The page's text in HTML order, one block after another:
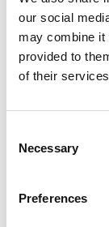
our social
may combine it
provided to
of their
Selection
Necessary
Preferences
Antonio Cericola
LUCI E AUDIO
Carlo Mené
Laura Farina